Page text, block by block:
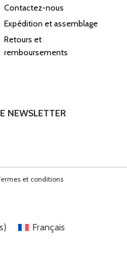
Contactez-nous
Expédition et assemblage
Retours et
remboursements
NEWSLETTER
et conditions
) Français